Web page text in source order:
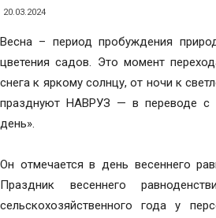
20.03.2024
Весна – период пробуждения
цветения садов. Это момент
снега к яркому солнцу, от ночи к
празднуют НАВРУЗ — в переводе с
день».
Он отмечается в день весеннего
Праздник весеннего
сельскохозяйственного года у